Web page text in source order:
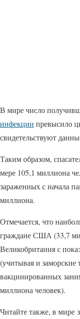
В мире число
инфекции превысило
свидетельствуют
Таким образом,
мере 105,1 миллиона
зараженных с начала
миллиона.
Отмечается, что
граждане США (33,7
Великобритания с
(учитывая и заморские
вакцинированных
миллиона человек).
Читайте также, в мире